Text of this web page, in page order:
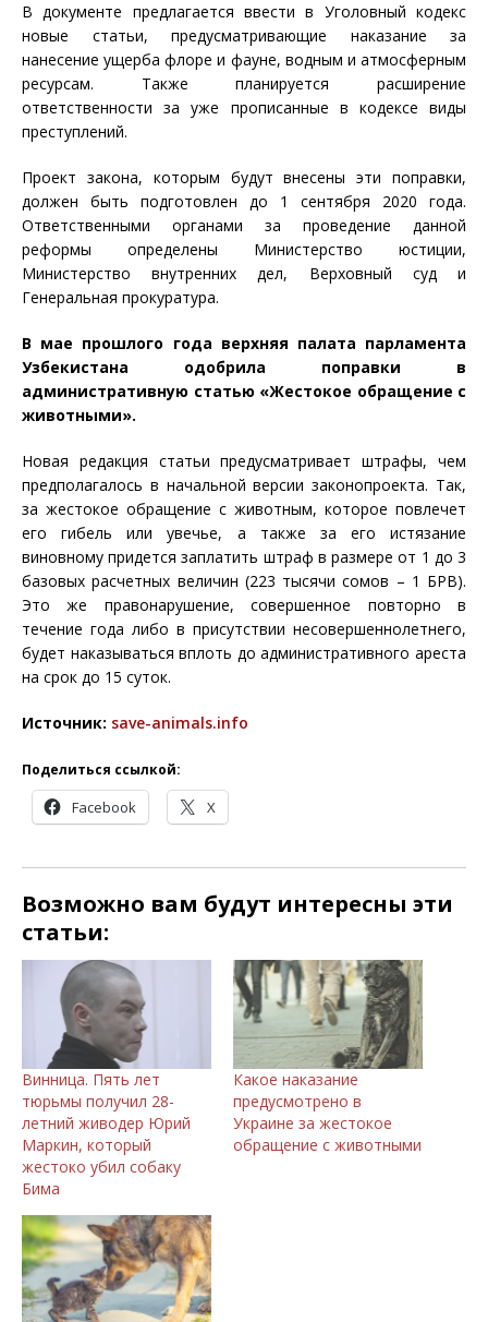
В документе предлагается ввести в Уголовный кодекс
новые статьи, предусматривающие наказание за
нанесение ущерба флоре и фауне, водным и атмосферным
ресурсам. Также планируется расширение
ответственности за уже прописанные в кодексе виды
преступлений.
Проект закона, которым будут внесены эти поправки,
должен быть подготовлен до 1 сентября 2020 года.
Ответственными органами за проведение данной
реформы определены Министерство юстиции,
Министерство внутренних дел, Верховный суд и
Генеральная прокуратура.
В мае прошлого года верхняя палата парламента
Узбекистана одобрила поправки в
административную статью «Жестокое обращение с
животными».
Новая редакция статьи предусматривает штрафы, чем
предполагалось в начальной версии законопроекта. Так,
за жестокое обращение с животным, которое повлечет
его гибель или увечье, а также за его истязание
виновному придется заплатить штраф в размере от 1 до 3
базовых расчетных величин (223 тысячи сомов – 1 БРВ).
Это же правонарушение, совершенное повторно в
течение года либо в присутствии несовершеннолетнего,
будет наказываться вплоть до административного ареста
на срок до 15 суток.
Источник: save-animals.info
Поделиться ссылкой:
Facebook X
Возможно вам будут интересны эти
статьи:
Винница. Пять лет
тюрьмы получил 28-
летний живодер Юрий
Маркин, который
жестоко убил собаку
Бима
Какое наказание
предусмотрено в
Украине за жестокое
обращение с животными